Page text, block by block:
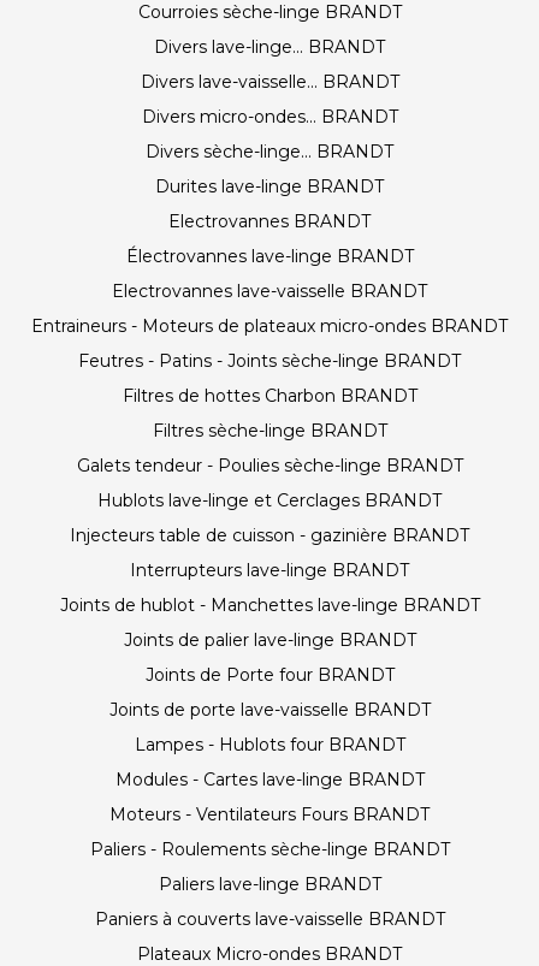
Courroies sèche-linge BRANDT
Divers lave-linge... BRANDT
Divers lave-vaisselle... BRANDT
Divers micro-ondes... BRANDT
Divers sèche-linge... BRANDT
Durites lave-linge BRANDT
Electrovannes BRANDT
Électrovannes lave-linge BRANDT
Electrovannes lave-vaisselle BRANDT
Entraineurs - Moteurs de plateaux micro-ondes BRANDT
Feutres - Patins - Joints sèche-linge BRANDT
Filtres de hottes Charbon BRANDT
Filtres sèche-linge BRANDT
Galets tendeur - Poulies sèche-linge BRANDT
Hublots lave-linge et Cerclages BRANDT
Injecteurs table de cuisson - gazinière BRANDT
Interrupteurs lave-linge BRANDT
Joints de hublot - Manchettes lave-linge BRANDT
Joints de palier lave-linge BRANDT
Joints de Porte four BRANDT
Joints de porte lave-vaisselle BRANDT
Lampes - Hublots four BRANDT
Modules - Cartes lave-linge BRANDT
Moteurs - Ventilateurs Fours BRANDT
Paliers - Roulements sèche-linge BRANDT
Paliers lave-linge BRANDT
Paniers à couverts lave-vaisselle BRANDT
Plateaux Micro-ondes BRANDT